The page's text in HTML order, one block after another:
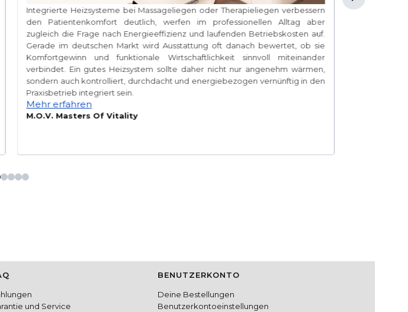
Integrierte Heizsysteme bei Massageliegen oder Therapieliegen verbessern
den Patientenkomfort deutlich, werfen im professionellen Alltag aber
zugleich die Frage nach Energieeffizienz und laufenden Betriebskosten auf.
Gerade im deutschen Markt wird Ausstattung oft danach bewertet, ob sie
Komfortgewinn und funktionale Wirtschaftlichkeit sinnvoll miteinander
verbindet. Ein gutes Heizsystem sollte daher nicht nur angenehm wärmen,
sondern auch kontrolliert, durchdacht und energiebezogen vernünftig in den
Praxisbetrieb integriert sein.
Mehr erfahren
M.O.V. Masters Of Vitality
und Service
BENUTZERKONTO
Deine Bestellungen
Benutzerkontoeinstellungen